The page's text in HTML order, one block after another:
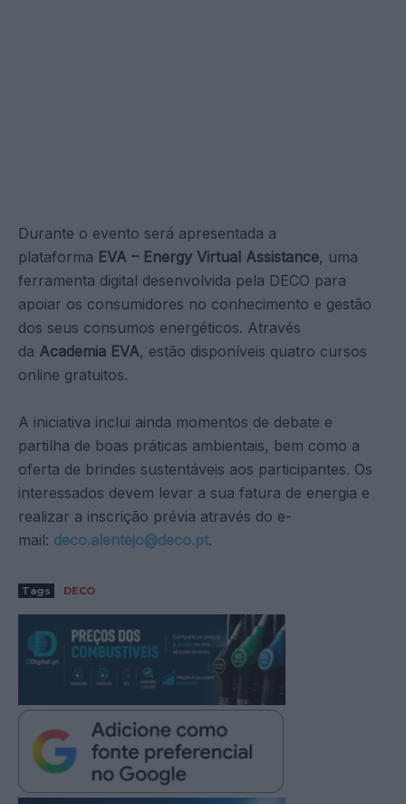
Durante o evento será apresentada a
plataforma EVA – Energy Virtual Assistance, uma
ferramenta digital desenvolvida pela DECO para
apoiar os consumidores no conhecimento e gestão
dos seus consumos energéticos. Através
da Academia EVA, estão disponíveis quatro cursos
online gratuitos.
A iniciativa inclui ainda momentos de debate e
partilha de boas práticas ambientais, bem como a
oferta de brindes sustentáveis aos participantes. Os
interessados devem levar a sua fatura de energia e
realizar a inscrição prévia através do e-
mail: deco.alentejo@deco.pt.
Tags DECO